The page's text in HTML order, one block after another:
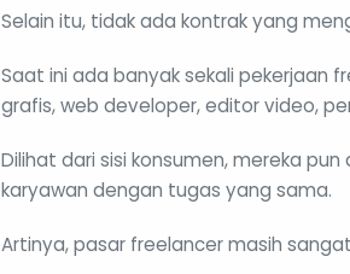
Selain itu, tidak ada kontrak yang
Saat ini ada banyak sekali pekerjaan
grafis, web developer, editor video,
Dilihat dari sisi konsumen, mereka
karyawan dengan tugas yang sama.
Artinya, pasar freelancer masih